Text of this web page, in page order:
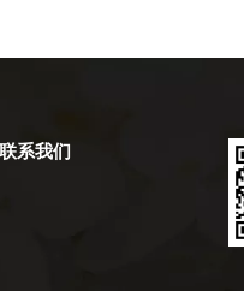
联系我们